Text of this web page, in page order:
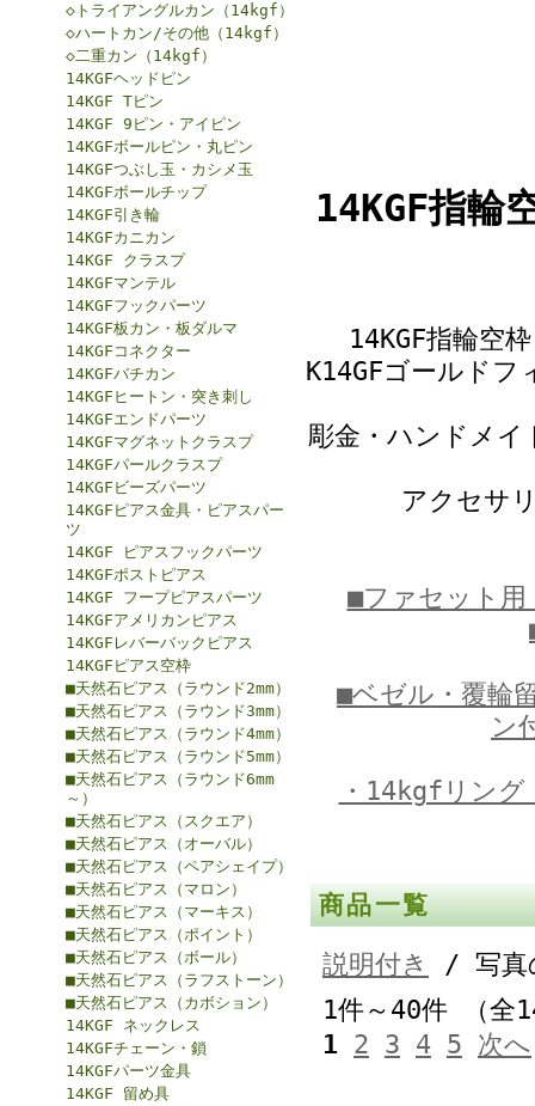
◇トライアングルカン（14kgf）
◇ハートカン/その他（14kgf）
◇二重カン（14kgf）
14KGFヘッドピン
14KGF Tピン
14KGF 9ピン・アイピン
14KGFボールピン・丸ピン
14KGFつぶし玉・カシメ玉
14KGFボールチップ
14KGF引き輪
14KGFカニカン
14KGF クラスプ
14KGFマンテル
14KGFフックパーツ
14KGF板カン・板ダルマ
14KGFコネクター
14KGFバチカン
14KGFヒートン・突き刺し
14KGFエンドパーツ
14KGFマグネットクラスプ
14KGFパールクラスプ
14KGFビーズパーツ
14KGFピアス金具・ピアスパー
ツ
14KGF ピアスフックパーツ
14KGFポストピアス
14KGF フープピアスパーツ
14KGFアメリカンピアス
14KGFレバーバックピアス
14KGFピアス空枠
■天然石ピアス（ラウンド2mm）
■天然石ピアス（ラウンド3mm）
■天然石ピアス（ラウンド4mm）
■天然石ピアス（ラウンド5mm）
■天然石ピアス（ラウンド6mm
～）
■天然石ピアス（スクエア）
■天然石ピアス（オーバル）
■天然石ピアス（ペアシェイプ）
■天然石ピアス（マロン）
■天然石ピアス（マーキス）
■天然石ピアス（ポイント）
■天然石ピアス（ボール）
■天然石ピアス（ラフストーン）
■天然石ピアス（カボション）
14KGF ネックレス
14KGFチェーン・鎖
14KGFパーツ金具
14KGF 留め具
14KGF指輪
14KGF指輪空
K14GFゴールドフ
彫金・ハンドメイ
アクセサ
■ファセット
■ベゼル・覆輪
ン
・14kgfリング
商品一覧
説明付き
/ 写真
1件～40件 （
1 2 3 4 5 次へ